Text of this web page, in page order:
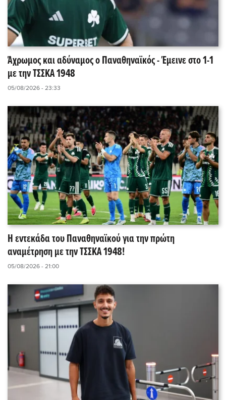
Άχρωμος και αδύναμος ο Παναθηναϊκός - Έμεινε στο 1-1
με την ΤΣΣΚΑ 1948
05/08/2026 - 23:33
Η εντεκάδα του Παναθηναϊκού για την πρώτη
αναμέτρηση με την ΤΣΣΚΑ 1948!
05/08/2026 - 21:00